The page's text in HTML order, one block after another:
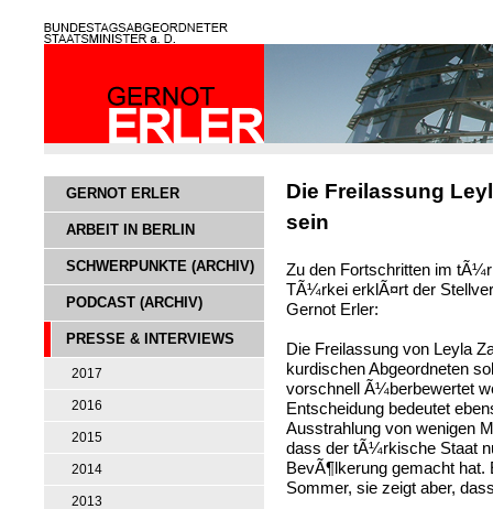
GERNOT ERLER
ARBEIT IN BERLIN
SCHWERPUNKTE (ARCHIV)
PODCAST (ARCHIV)
PRESSE & INTERVIEWS
2017
2016
2015
2014
2013
Die Freilassung
sein
Zu den Fortschritten im
TÃ¼rkei erklÃ¤rt der
Gernot Erler:
Die Freilassung von Leyla
kurdischen Abgeordneten
vorschnell Ã¼berbewertet
Entscheidung bedeutet
Ausstrahlung von wenigen
dass der tÃ¼rkische Staat
BevÃ¶lkerung gemacht
Sommer, sie zeigt aber,